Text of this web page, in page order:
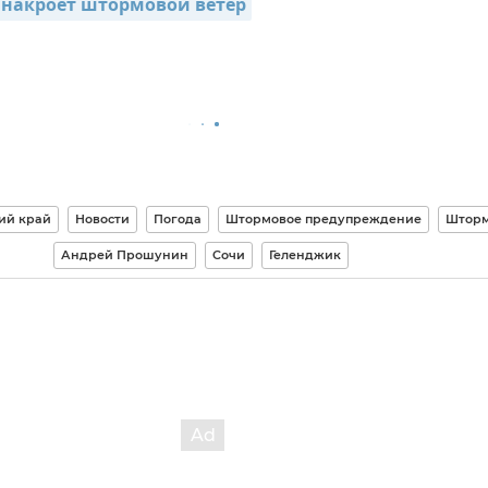
штормовой ветер
край Новости Погода Штормовое предупреждение
Андрей Прошунин Сочи Геленджик